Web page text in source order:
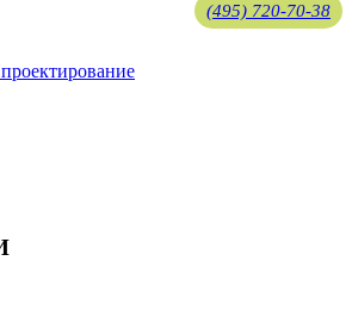
(495) 720-70-38